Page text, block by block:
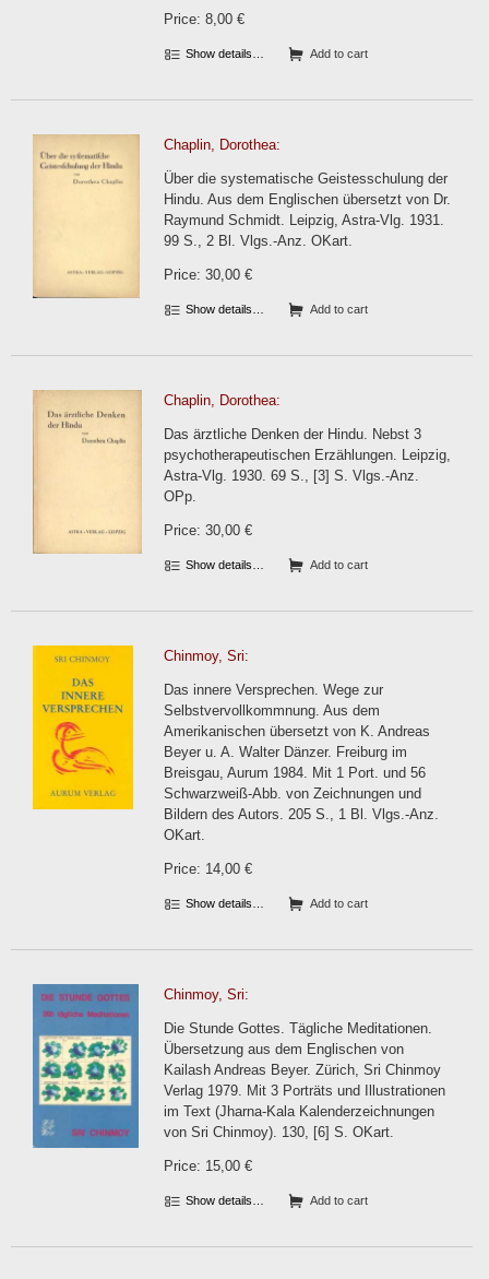
Price: 8,00 €
Show details… Add to cart
Chaplin, Dorothea:
Über die systematische Geistesschulung der
Hindu. Aus dem Englischen übersetzt von Dr.
Raymund Schmidt. Leipzig, Astra-Vlg. 1931.
99 S., 2 Bl. Vlgs.-Anz. OKart.
Price: 30,00 €
Show details… Add to cart
Chaplin, Dorothea:
Das ärztliche Denken der Hindu. Nebst 3
psychotherapeutischen Erzählungen. Leipzig,
Astra-Vlg. 1930. 69 S., [3] S. Vlgs.-Anz.
OPp.
Price: 30,00 €
Show details… Add to cart
Chinmoy, Sri:
Das innere Versprechen. Wege zur
Selbstvervollkommnung. Aus dem
Amerikanischen übersetzt von K. Andreas
Beyer u. A. Walter Dänzer. Freiburg im
Breisgau, Aurum 1984. Mit 1 Port. und 56
Schwarzweiß-Abb. von Zeichnungen und
Bildern des Autors. 205 S., 1 Bl. Vlgs.-Anz.
OKart.
Price: 14,00 €
Show details… Add to cart
Chinmoy, Sri:
Die Stunde Gottes. Tägliche Meditationen.
Übersetzung aus dem Englischen von
Kailash Andreas Beyer. Zürich, Sri Chinmoy
Verlag 1979. Mit 3 Porträts und Illustrationen
im Text (Jharna-Kala Kalenderzeichnungen
von Sri Chinmoy). 130, [6] S. OKart.
Price: 15,00 €
Show details… Add to cart